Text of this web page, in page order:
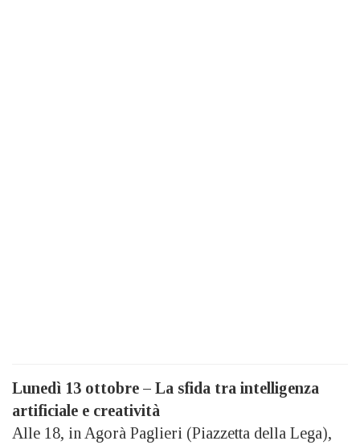
Lunedì 13 ottobre – La sfida tra intelligenza
artificiale e creatività
Alle 18, in Agorà Paglieri (Piazzetta della Lega),